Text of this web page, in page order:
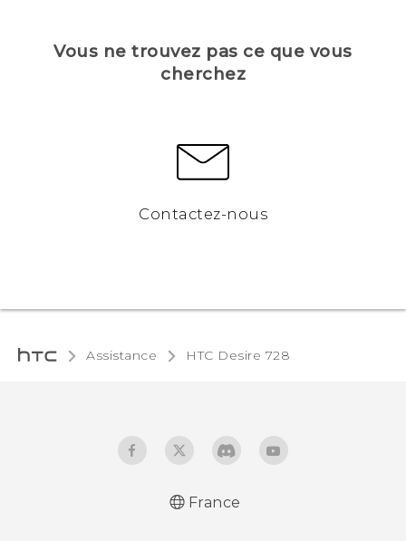
Vous ne trouvez pas ce que vous
cherchez
Contactez-nous
Assistance HTC Desire 728‎
France